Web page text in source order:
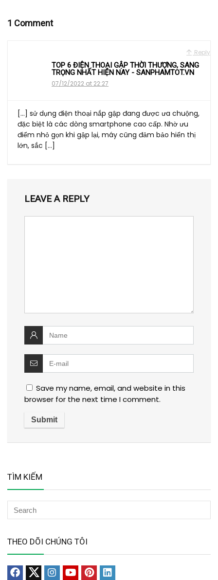
1 Comment
Reply
TOP 6 ĐIỆN THOẠI GẬP THỜI THƯỢNG, SANG
TRỌNG NHẤT HIỆN NAY - SANPHAMTOT.VN
07/12/2022 at 22:27
[…] sử dụng điện thoại nắp gập đang được ưa chuộng,
đặc biệt là các dòng smartphone cao cấp. Nhờ ưu
điểm nhỏ gọn khi gập lại, máy cũng đảm bảo hiển thị
lớn, sắc […]
LEAVE A REPLY
Save my name, email, and website in this
browser for the next time I comment.
TÌM KIẾM
THEO DÕI CHÚNG TÔI